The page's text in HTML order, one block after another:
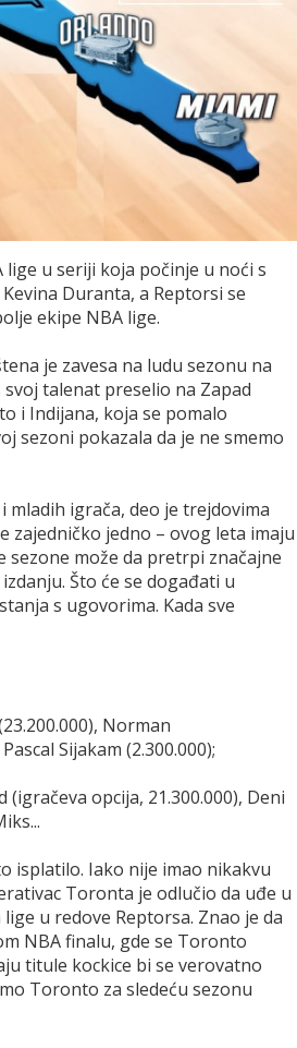
u seriji koja počinje u noći s
Duranta, a Reptorsi se
ekipe NBA lige.
je zavesa na ludu sezonu na
talenat preselio na Zapad
i Indijana, koja se pomalo
sezoni pokazala da je ne smemo
igrača, deo je trejdovima
zajedničko jedno – ovog leta imaju
sezone može da pretrpi značajne
Što će se događati u
s ugovorima. Kada sve
Norman
Sijakam (2.300.000);
opcija, 21.300.000), Deni
isplatilo. Iako nije imao nikakvu
Toronta je odlučio da uđe u
u redove Reptorsa. Znao je da
NBA finalu, gde se Toronto
titule kockice bi se verovatno
Toronto za sledeću sezonu